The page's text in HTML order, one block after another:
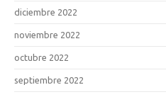
diciembre 2022
noviembre 2022
octubre 2022
septiembre 2022